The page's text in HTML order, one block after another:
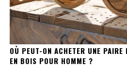
OÙ PEUT-ON ACHETER UNE PAIRE
EN BOIS POUR HOMME ?